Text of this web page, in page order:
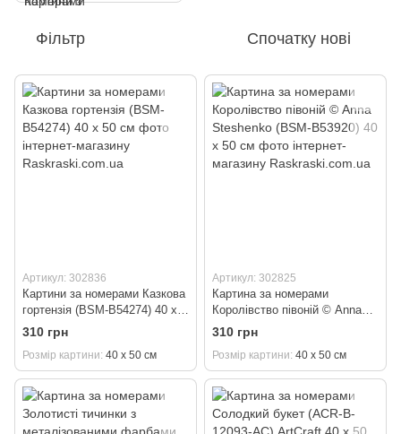
Фільтр Спочатку нові
Артикул: 302836
Картини за номерами Казкова
гортензія (BSM-B54274) 40 х
50 см
310 грн
Розмір картини 40 х 50 см
Артикул: 302825
Картина за номерами
Королівство півоній © Anna
Steshenko (BSM-B53920) 40 х
310 грн
Розмір картини 40 х 50 см